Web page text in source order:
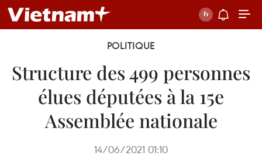
POLITIQUE
Structure des 499 personnes
élues députées à la 15e
Assemblée nationale
14/06/2021 01:10